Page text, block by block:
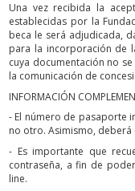
Una vez recibida la
establecidas por la
beca le será adjudicada,
para la incorporación de
cuya documentación no
la comunicación de
INFORMACIÓN
- El número de pasaporte
no otro. Asimismo,
- Es importante que
contraseña, a fin de
line.